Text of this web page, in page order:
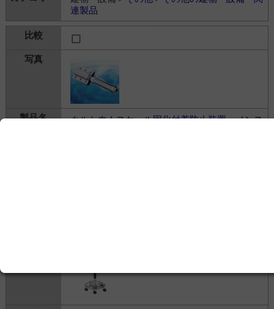
連製品
カルシウムスケール固化付着防止装置 ノンス